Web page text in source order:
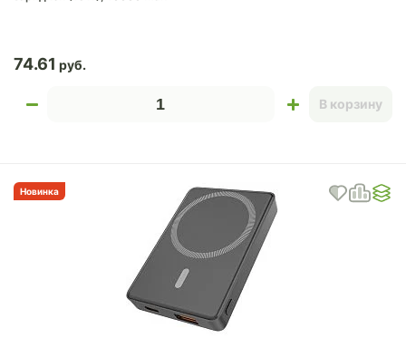
74.61
В корзину
Новинка